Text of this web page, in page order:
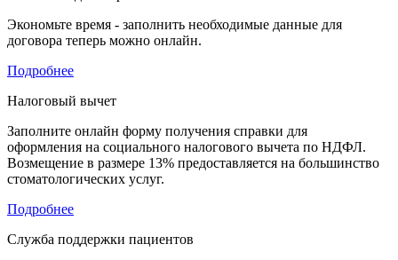
Экономьте время - заполнить необходимые данные для
договора теперь можно онлайн.
Подробнее
Налоговый вычет
Заполните онлайн форму получения справки для
оформления на социального налогового вычета по НДФЛ.
Возмещение в размере 13% предоставляется на большинство
стоматологических услуг.
Подробнее
Служба поддержки пациентов